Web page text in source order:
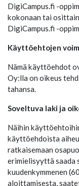
DigiCampus.fi -
kokonaan tai
DigiCampus.fi -
Käyttöehtojen
Nämä käyttöehdot
Oy:lla on oikeus
tahansa.
Soveltuva laki ja
Näihin
käyttöehdoista
ratkaisemaan
erimielisyyttä saada
kuudenkymmenen
aloittamisesta,